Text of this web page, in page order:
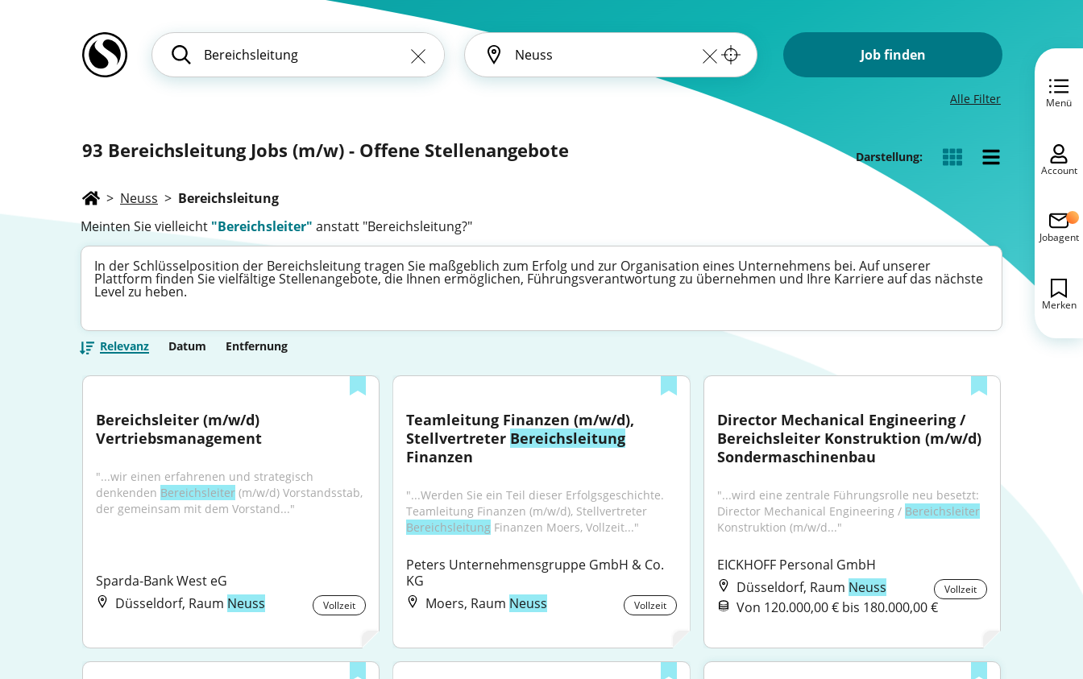
Job finden
Alle Filter
93 Bereichsleitung Jobs (m/w) - Offene Stellenangebote Darstellung:
> Neuss > Bereichsleitung
Meinten Sie vielleicht "Bereichsleiter" anstatt "Bereichsleitung?"
In der Schlüsselposition der Bereichsleitung tragen Sie maßgeblich zum Erfolg und zur Organisation eines Unternehmens bei. Auf unserer
Plattform finden Sie vielfältige Stellenangebote, die Ihnen ermöglichen, Führungsverantwortung zu übernehmen und Ihre Karriere auf das nächste
Level zu heben.
Relevanz Datum Entfernung
Bereichsleiter (m/w/d)
Vertriebsmanagement
"...wir einen erfahrenen und strategisch
denkenden Bereichsleiter (m/w/d) Vorstandsstab,
der gemeinsam mit dem Vorstand..."
Sparda-Bank West eG
Düsseldorf, Raum Neuss Vollzeit
Teamleitung Finanzen (m/w/d),
Stellvertreter Bereichsleitung
Finanzen
"...Werden Sie ein Teil dieser Erfolgsgeschichte.
Bereichsleitung Finanzen Moers, Vollzeit..."
Peters Unternehmensgruppe GmbH & Co.
KG
Moers, Raum Neuss Vollzeit
Director Mechanical Engineering /
Bereichsleiter Konstruktion (m/w/d)
Sondermaschinenbau
"...wird eine zentrale Führungsrolle neu besetzt:
Director Mechanical Engineering / Bereichsleiter
Konstruktion (m/w/d..."
EICKHOFF Personal GmbH
Düsseldorf, Raum Neuss Vollzeit
Von 120.000,00 € bis 180.000,00 €
Menü
Account
Jobagent
Merken